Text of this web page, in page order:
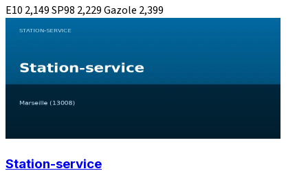
E10 2,149SP98 2,229Gazole 2,399
Station-service